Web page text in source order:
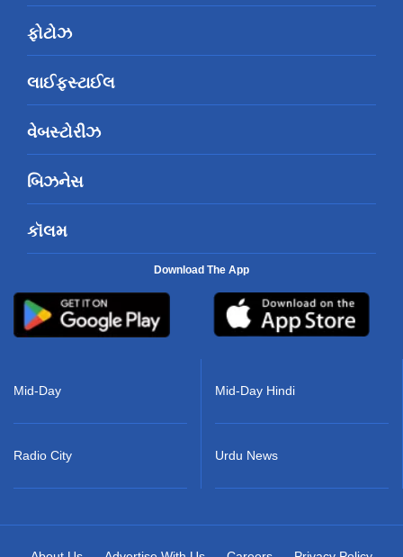
ફોટોઝ
લાઈફસ્ટાઈલ
વેબસ્ટોરીઝ
બિઝનેસ
કૉલમ
Download The App
Mid-Day
Radio City
Mid-Day Hindi
Urdu News